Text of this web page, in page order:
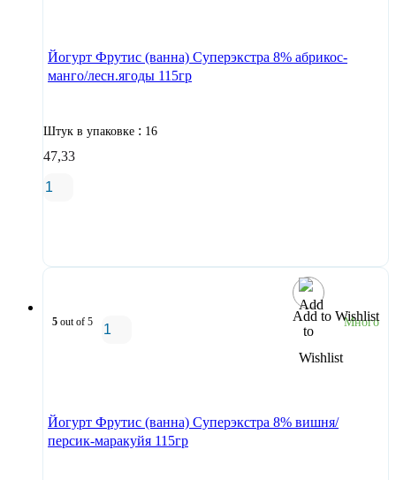
Йогурт Фрутис (ванна) Суперэкстра 8% абрикос-
манго/лесн.ягоды 115гр
Штук в упаковке : 16
47,33
Add to Wishlist
5 out of 5 Много
Йогурт Фрутис (ванна) Суперэкстра 8% вишня/
персик-маракуйя 115гр